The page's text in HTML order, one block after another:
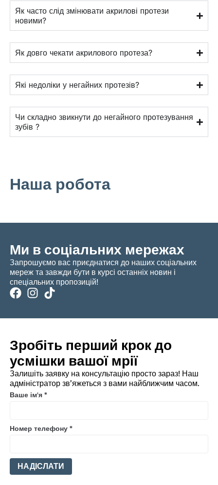
Як часто слід змінювати акрилові протези
новими?
Як довго чекати акрилового протеза?
Які недоліки у негайних протезів?
Чи складно звикнути до негайного протезування
зубів ?
Наша робота
Ми в соціальних мережах
Запрошуємо вас приєднатися до наших соціальних
мереж та завжди бути в курсі останніх новин і
спеціальних пропозицій!
Зробіть перший крок до
усмішки вашої мрії
Залишіть заявку на консультацію просто зараз! Наш
адміністратор зв’яжеться з вами найближчим часом.
Ваше ім'я *
Номер телефону *
НАДІСЛАТИ